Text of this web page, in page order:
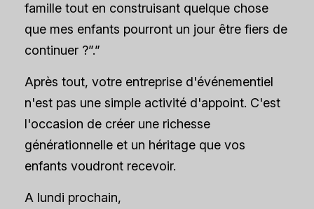
famille tout en construisant quelque chose
que mes enfants pourront un jour être fiers de
continuer ?”.”
Après tout, votre entreprise d'événementiel
n'est pas une simple activité d'appoint. C'est
l'occasion de créer une richesse
générationnelle et un héritage que vos
enfants voudront recevoir.
A lundi prochain,